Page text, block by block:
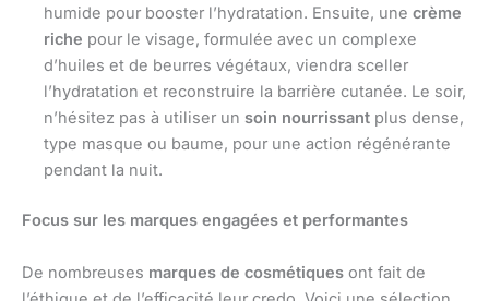
humide pour booster l’hydratation. Ensuite, une crème
riche pour le visage, formulée avec un complexe
d’huiles et de beurres végétaux, viendra sceller
l’hydratation et reconstruire la barrière cutanée. Le soir,
n’hésitez pas à utiliser un soin nourrissant plus dense,
type masque ou baume, pour une action régénérante
pendant la nuit.
Focus sur les marques engagées et performantes
De nombreuses marques de cosmétiques ont fait de